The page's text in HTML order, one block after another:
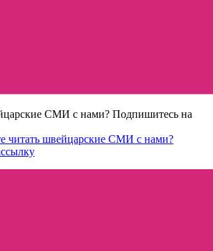
СМИ с нами? Подпишитесь на
читать швейцарские СМИ с нами?